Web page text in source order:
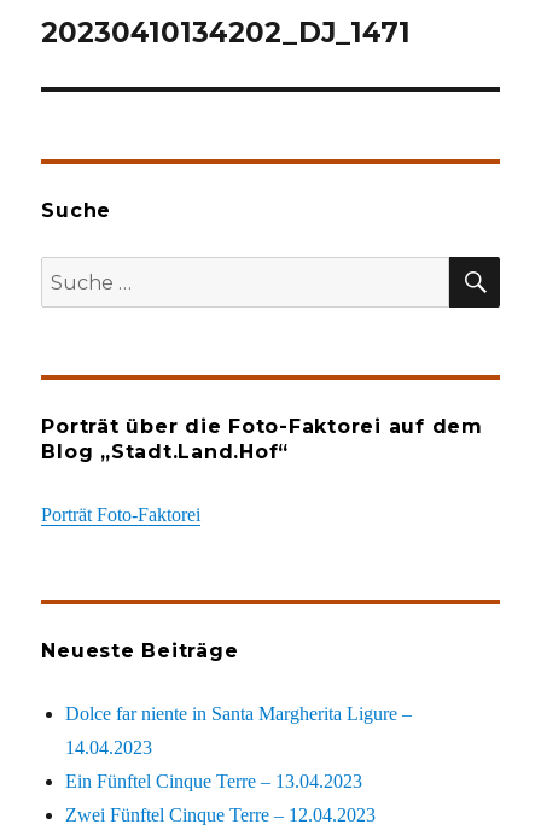
20230410134202_DJ_1471
Suche
Suche
nach:
Porträt über die Foto-Faktorei auf dem
Blog „Stadt.Land.Hof“
Porträt Foto-Faktorei
Neueste Beiträge
Dolce far niente in Santa Margherita Ligure –
14.04.2023
Ein Fünftel Cinque Terre – 13.04.2023
Zwei Fünftel Cinque Terre – 12.04.2023